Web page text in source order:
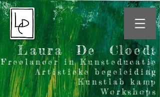
Laura De Cloedt
Freelancer in Kunsteducatie
Artistieke begeleiding
Kunstlab kamp
Workshops